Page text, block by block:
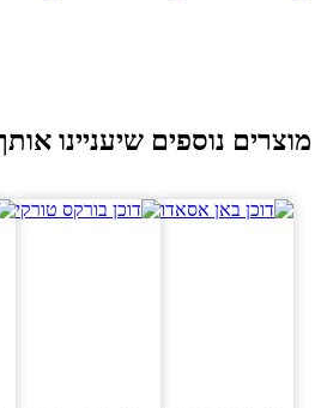
נוספים שיעניינו אותך